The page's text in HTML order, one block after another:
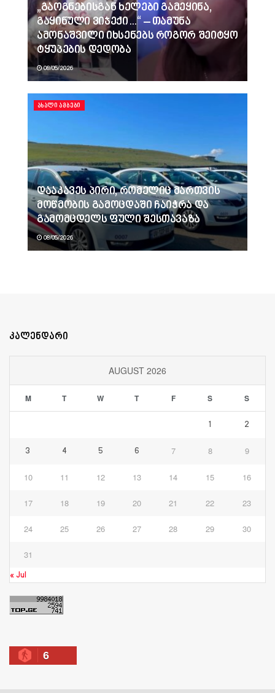
„გაოგნებისგან ხელები გამეყინა,
გაყინული ვიჯექი…“ – თამუნა
ამონაშვილი იხსენებს როგორ შეიტყო
ტყუპების დედობა
08/05/2026
ᲐᲮᲐᲚᲘ ᲐᲛᲑᲔᲑᲘ
დააკავეს პირი, რომელიც მართვის
მოწმობის გამოცდაში ჩაიჭრა და
გამომცდელს ფული შესთავაზა
08/05/2026
კალენდარი
AUGUST 2026
M T W T F S S
1 2
3 4 5 6 7 8 9
10 11 12 13 14 15 16
17 18 19 20 21 22 23
24 25 26 27 28 29 30
31
« Jul
6